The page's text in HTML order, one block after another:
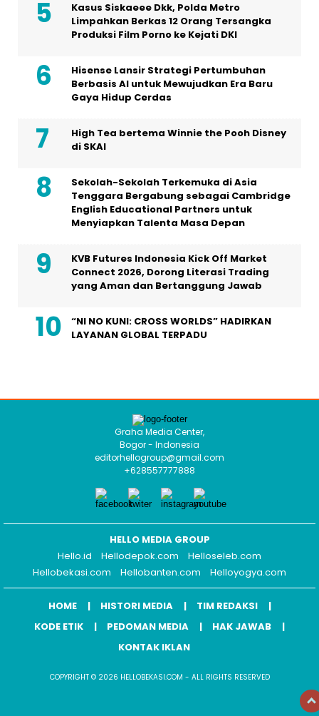
Kasus Siskaeee Dkk, Polda Metro
Limpahkan Berkas 12 Orang Tersangka
Produksi Film Porno ke Kejati DKI
Hisense Lansir Strategi Pertumbuhan
Berbasis AI untuk Mewujudkan Era Baru
Gaya Hidup Cerdas
High Tea bertema Winnie the Pooh Disney
di SKAI
Sekolah-Sekolah Terkemuka di Asia
Tenggara Bergabung sebagai Cambridge
English Educational Partners untuk
Menyiapkan Talenta Masa Depan
KVB Futures Indonesia Kick Off Market
Connect 2026, Dorong Literasi Trading
yang Aman dan Bertanggung Jawab
“NI NO KUNI: CROSS WORLDS” HADIRKAN
LAYANAN GLOBAL TERPADU
Graha Media Center,
Bogor - Indonesia
editorhellogroup@gmail.com
+628557777888
HELLO MEDIA GROUP
Hello.id
Hellodepok.com
Helloseleb.com
Hellobekasi.com
Hellobanten.com Helloyogya.com
HOME HISTORI MEDIA
TIM REDAKSI
KODE ETIK
PEDOMAN MEDIA
HAK JAWAB
KONTAK IKLAN
COPYRIGHT © 2026 HELLOBEKASI.COM - ALL RIGHTS RESERVED